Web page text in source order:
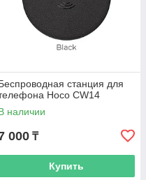
станция для
Hoco CW14
наличии
000 ₸
Купить